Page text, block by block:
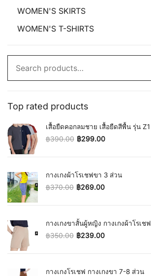
WOMEN'S SKIRTS
WOMEN'S T-SHIRTS
for:
Top rated products
เสื้อยืดคอกลมชาย เสื้อยืดสีพื้น รุ่น Z1
฿390.00
Original price was: ฿390.00.
฿299.00
Current price is: ฿299.00.
กางเกงผ้าโรเชฟขา 3 ส่วน
฿370.00
Original price was: ฿370.00.
฿269.00
Current price is: ฿269.00.
กางเกงขาสั้นผู้หญิง กางเกงผ้าโรเชฟ
฿350.00
Original price was: ฿350.00.
฿239.00
Current price is: ฿239.00.
กางเกงโรเชฟ กางเกงขา 7-8 ส่วน